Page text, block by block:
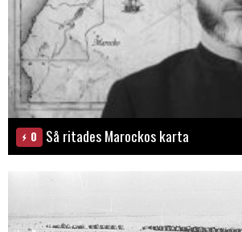
0 Så ritades Marockos karta